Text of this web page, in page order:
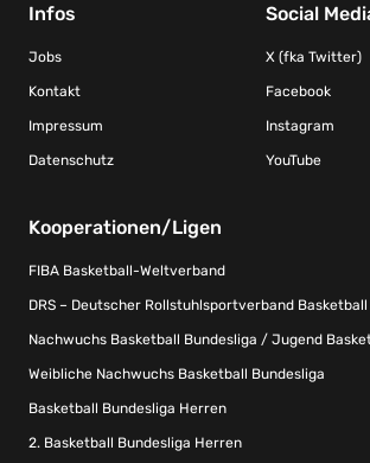
Infos
Jobs
Kontakt
Impressum
Datenschutz
Social
X (fka Twitter)
Facebook
Instagram
YouTube
Kooperationen/Ligen
FIBA Basketball-Weltverband
DRS – Deutscher Rollstuhlsportverband Basketball
Nachwuchs Basketball Bundesliga / Jugend
Weibliche Nachwuchs Basketball Bundesliga
Basketball Bundesliga Herren
2. Basketball Bundesliga Herren